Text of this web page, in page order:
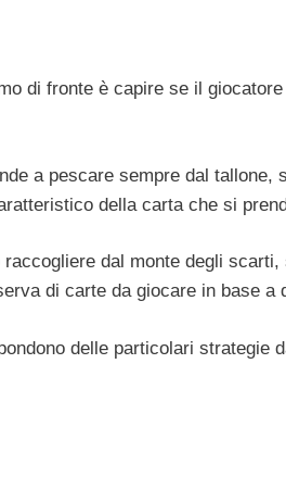
di fronte è capire se il
a pescare sempre dal tallone,
della carta che si
dal monte degli
di carte da giocare in base a
delle particolari strategie